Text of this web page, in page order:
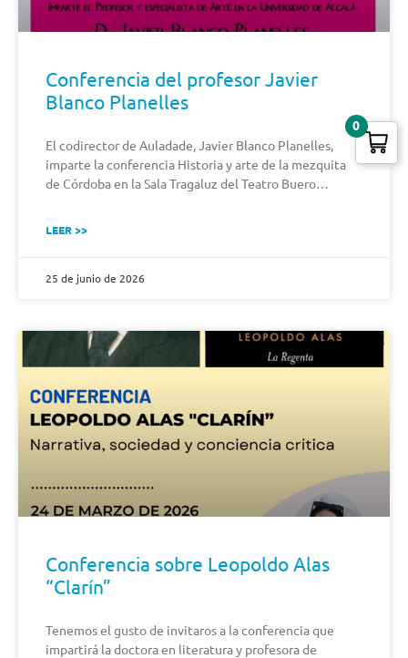
Conferencia del profesor Javier
Blanco Planelles
El codirector de Auladade, Javier Blanco Planelles,
imparte la conferencia Historia y arte de la mezquita
de Córdoba en la Sala Tragaluz del Teatro Buero…
LEER >>
25 de junio de 2026
Conferencia sobre Leopoldo Alas
“Clarín”
Tenemos el gusto de invitaros a la conferencia que
impartirá la doctora en literatura y profesora de
0